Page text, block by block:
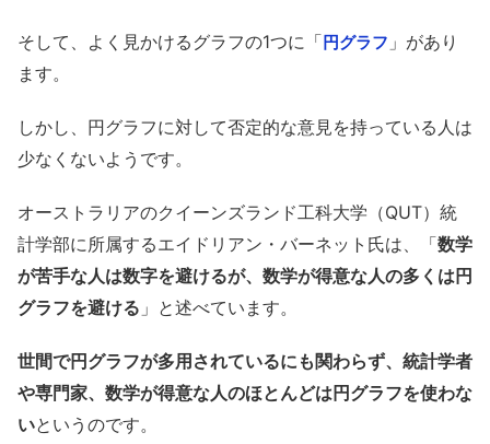
そして、よく見かけるグラフの1つに「円グラフ 」があり
ます。
しかし、円グラフに対して否定的な意見を持っている人は
少なくないようです。
オーストラリアのクイーンズランド工科大学（QUT）統
計学部に所属するエイドリアン・バーネット氏は、「数学
が苦手な人は数字を避けるが、数学が得意な人の多くは円
グラフを避ける 」と述べています。
世間で円グラフが多用されているにも関わらず、統計学者
や専門家、数学が得意な人のほとんどは円グラフを使わな
いというのです。